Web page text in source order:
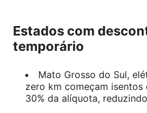
Estados com
temporário
Mato Grosso do Sul,
zero km começam isentos
30% da alíquota,